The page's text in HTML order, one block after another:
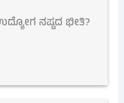
ನಷ್ಟದ ಭೀತಿ?